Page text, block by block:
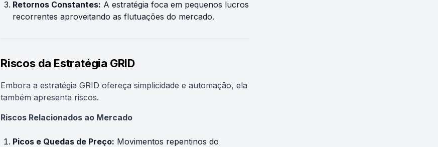
Retornos Constantes: A estratégia foca em pequenos lucros
recorrentes aproveitando as flutuações do mercado.
Riscos da Estratégia GRID
Embora a estratégia GRID ofereça simplicidade e automação, ela
também apresenta riscos.
Riscos Relacionados ao Mercado
Picos e Quedas de Preço: Movimentos repentinos do